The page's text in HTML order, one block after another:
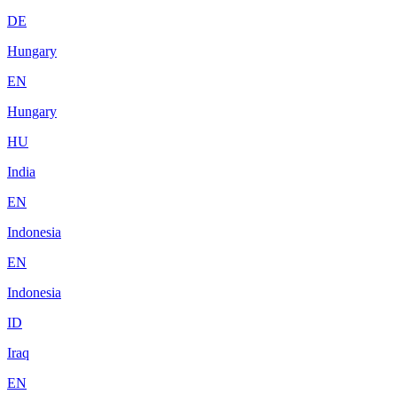
DE
Hungary
EN
Hungary
HU
India
EN
Indonesia
EN
Indonesia
ID
Iraq
EN